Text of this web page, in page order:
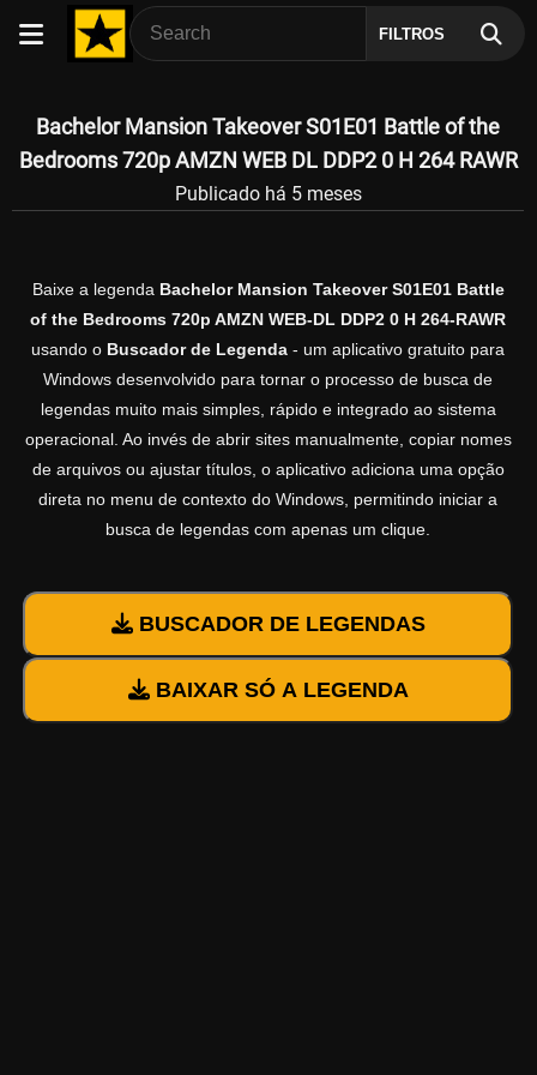
FILTROS
Bachelor Mansion Takeover S01E01 Battle of the
Bedrooms 720p AMZN WEB DL DDP2 0 H 264 RAWR
Publicado há 5 meses
Baixe a legenda Bachelor Mansion Takeover S01E01 Battle
of the Bedrooms 720p AMZN WEB-DL DDP2 0 H 264-RAWR
usando o Buscador de Legenda - um aplicativo gratuito para
Windows desenvolvido para tornar o processo de busca de
legendas muito mais simples, rápido e integrado ao sistema
operacional. Ao invés de abrir sites manualmente, copiar nomes
de arquivos ou ajustar títulos, o aplicativo adiciona uma opção
direta no menu de contexto do Windows, permitindo iniciar a
busca de legendas com apenas um clique.
BUSCADOR DE LEGENDAS
BAIXAR SÓ A LEGENDA